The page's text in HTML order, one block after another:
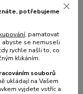
centrální
potřebujeme
, pamatovat
abyste se nemuseli
rychle našli to, co
klikáním.
souborů
ukládají na Vašem
vyjdete vstříc a